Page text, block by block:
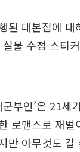
된 대본집에 대
물 수정 스티
부인’은 21세
로맨스로 재
만 아무것도